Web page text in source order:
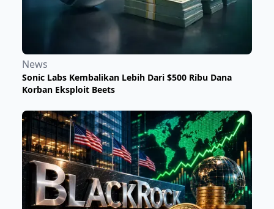
News
Sonic Labs Kembalikan Lebih Dari $500 Ribu Dana
Korban Eksploit Beets